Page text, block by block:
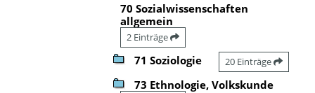
70 Sozialwissenschaften
allgemein
2 Einträge
71 Soziologie 20 Einträge
73 Ethnologie, Volkskunde